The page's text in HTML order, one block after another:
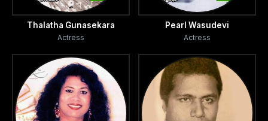
ජිවත් වන්නේ පියා හා කුඩම්මා සමගය.
රැකියාව ලෙස කරනුයේ සෙනඟ ගැවසෙන ස්ථානයන්හි
සුදූ ක්‍රීඩාවක් සංවිධානය කිරීමය.
පොඩ්ඩේ සේවය කරනුයේ ගරාජයකය. ගරාජය අයත්
Thalatha Gunasekara
Actress
Pearl Wasudevi
Actress